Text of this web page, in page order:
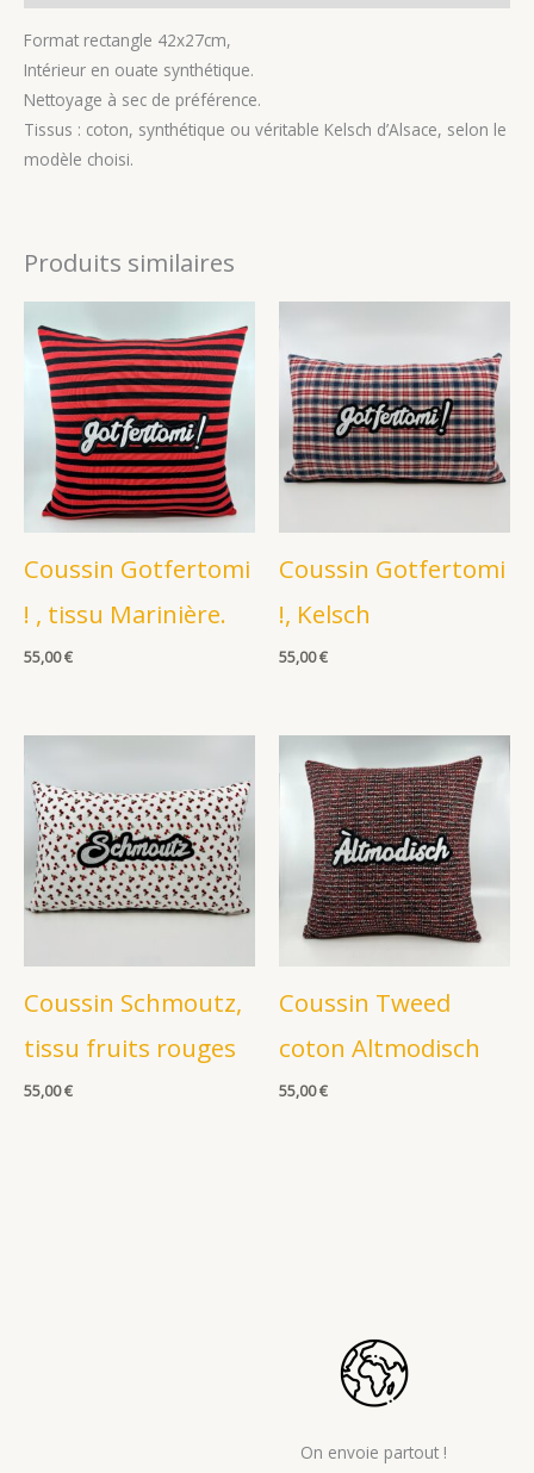
Format rectangle 42x27cm,
Intérieur en ouate synthétique.
Nettoyage à sec de préférence.
Tissus : coton, synthétique ou véritable Kelsch d’Alsace, selon le
modèle choisi.
Produits similaires
Coussin Gotfertomi
! , tissu Marinière.
55,00€
Coussin Gotfertomi
!, Kelsch
55,00€
Coussin Schmoutz,
tissu fruits rouges
55,00€
Coussin Tweed
coton Altmodisch
55,00€
On envoie partout !